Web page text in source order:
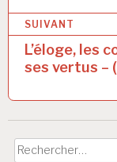
i
g
a
t
i
o
SUIVANT
L’éloge, les
ses vertus –
Rechercher :